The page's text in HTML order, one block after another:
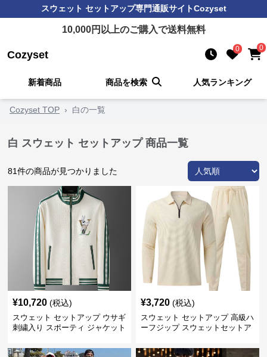
スウェット セットアップ専門通販サイトCozyset
10,000円以上のご購入で送料無料
Cozyset 0 0
新着商品 商品を検索 人気ランキング
Cozyset TOP › 白の一覧
白 スウェット セットアップ 商品一覧
81件の商品が見つかりました
¥10,720 (税込)
スウェット セットアップ ウサギ
刺繍入り スポーティ ジャケット
¥3,720 (税込)
スウェット セットアップ 高級ハ
ーフジップ スウェットセットア